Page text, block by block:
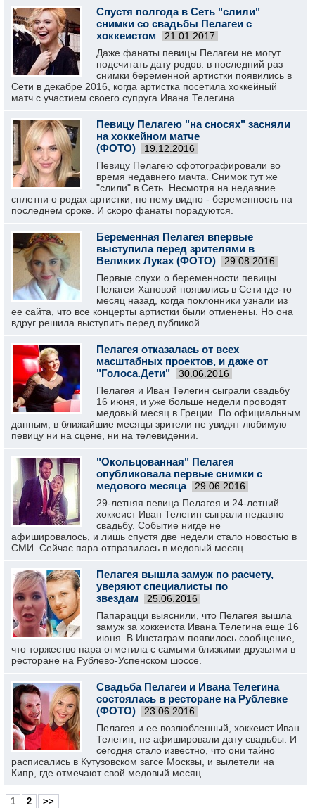
Спустя полгода в Сеть "слили"
снимки со свадьбы Пелагеи с
хоккеистом
21.01.2017
Даже фанаты певицы Пелагеи не могут
подсчитать дату родов: в последний раз
снимки беременной артистки появились в
Сети в декабре 2016, когда артистка посетила хоккейный
матч с участием своего супруга Ивана Телегина.
Певицу Пелагею "на сносях" засняли
на хоккейном матче
(ФОТО)
19.12.2016
Певицу Пелагею сфотографировали во
время недавнего мачта. Снимок тут же
"слили" в Сеть. Несмотря на недавние
сплетни о родах артистки, по нему видно - беременность на
последнем сроке. И скоро фанаты порадуются.
Беременная Пелагея впервые
выступила перед зрителями в
Великих Луках (ФОТО)
29.08.2016
Первые слухи о беременности певицы
Пелагеи Хановой появились в Сети где-то
месяц назад, когда поклонники узнали из
ее сайта, что все концерты артистки были отменены. Но она
вдруг решила выступить перед публикой.
Пелагея отказалась от всех
масштабных проектов, и даже от
"Голоса.Дети"
30.06.2016
Пелагея и Иван Телегин сыграли свадьбу
16 июня, и уже больше недели проводят
медовый месяц в Греции. По официальным
данным, в ближайшие месяцы зрители не увидят любимую
певицу ни на сцене, ни на телевидении.
"Окольцованная" Пелагея
опубликовала первые снимки с
медового месяца
29.06.2016
29-летняя певица Пелагея и 24-летний
хоккеист Иван Телегин сыграли недавно
свадьбу. Событие нигде не
афишировалось, и лишь спустя две недели стало новостью в
СМИ. Сейчас пара отправилась в медовый месяц.
Пелагея вышла замуж по расчету,
уверяют специалисты по
звездам
25.06.2016
Папарацци выяснили, что Пелагея вышла
замуж за хоккеиста Ивана Телегина еще 16
июня. В Инстаграм появилось сообщение,
что торжество пара отметила с самыми близкими друзьями в
ресторане на Рублево-Успенском шоссе.
Свадьба Пелагеи и Ивана Телегина
состоялась в ресторане на Рублевке
(ФОТО)
23.06.2016
Пелагея и ее возлюбленный, хоккеист Иван
Телегин, не афишировали дату свадьбы. И
сегодня стало известно, что они тайно
расписались в Кутузовском загсе Москвы, и вылетели на
Кипр, где отмечают свой медовый месяц.
1 2 >>